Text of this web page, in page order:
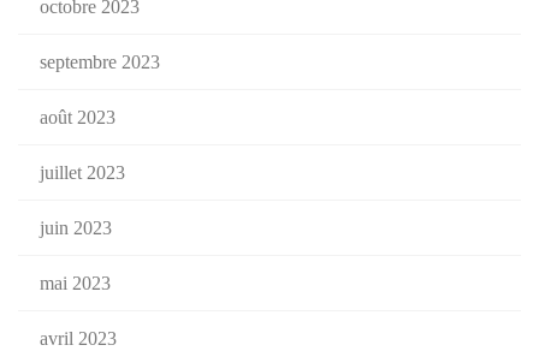
octobre 2023
septembre 2023
août 2023
juillet 2023
juin 2023
mai 2023
avril 2023